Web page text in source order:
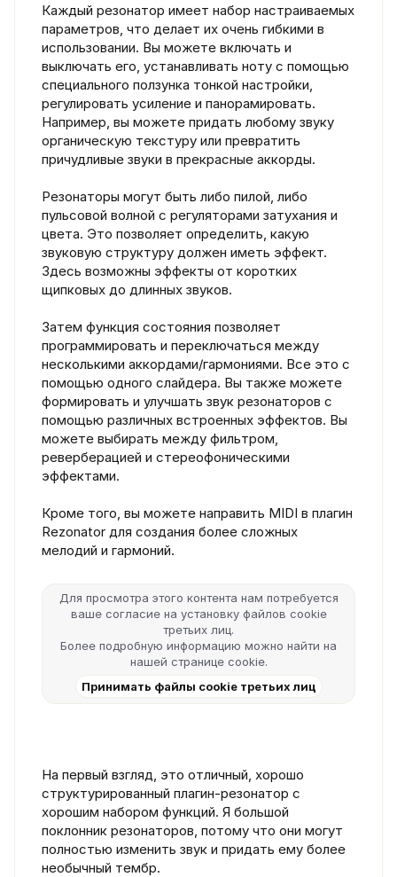
Каждый резонатор имеет набор настраиваемых
параметров, что делает их очень гибкими в
использовании. Вы можете включать и
выключать его, устанавливать ноту с помощью
специального ползунка тонкой настройки,
регулировать усиление и панорамировать.
Например, вы можете придать любому звуку
органическую текстуру или превратить
причудливые звуки в прекрасные аккорды.
Резонаторы могут быть либо пилой, либо
пульсовой волной с регуляторами затухания и
цвета. Это позволяет определить, какую
звуковую структуру должен иметь эффект.
Здесь возможны эффекты от коротких
щипковых до длинных звуков.
Затем функция состояния позволяет
программировать и переключаться между
несколькими аккордами/гармониями. Все это с
помощью одного слайдера. Вы также можете
формировать и улучшать звук резонаторов с
помощью различных встроенных эффектов. Вы
можете выбирать между фильтром,
реверберацией и стереофоническими
эффектами.
Кроме того, вы можете направить MIDI в плагин
Rezonator для создания более сложных
мелодий и гармоний.
Для просмотра этого контента нам потребуется
ваше согласие на установку файлов cookie
третьих лиц.
Более подробную информацию можно найти на
нашей странице cookie.
Принимать файлы cookie третьих лиц
На первый взгляд, это отличный, хорошо
структурированный плагин-резонатор с
хорошим набором функций. Я большой
поклонник резонаторов, потому что они могут
полностью изменить звук и придать ему более
необычный тембр.